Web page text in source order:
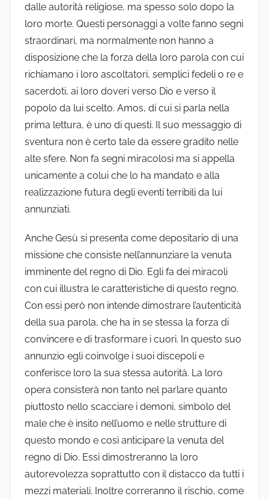
dalle autorità religiose, ma spesso solo dopo la
loro morte. Questi personaggi a volte fanno segni
straordinari, ma normalmente non hanno a
disposizione che la forza della loro parola con cui
richiamano i loro ascoltatori, semplici fedeli o re e
sacerdoti, ai loro doveri verso Dio e verso il
popolo da lui scelto. Amos, di cui si parla nella
prima lettura, è uno di questi. Il suo messaggio di
sventura non è certo tale da essere gradito nelle
alte sfere. Non fa segni miracolosi ma si appella
unicamente a colui che lo ha mandato e alla
realizzazione futura degli eventi terribili da lui
annunziati.
Anche Gesù si presenta come depositario di una
missione che consiste nell’annunziare la venuta
imminente del regno di Dio. Egli fa dei miracoli
con cui illustra le caratteristiche di questo regno.
Con essi però non intende dimostrare l’autenticità
della sua parola, che ha in se stessa la forza di
convincere e di trasformare i cuori. In questo suo
annunzio egli coinvolge i suoi discepoli e
conferisce loro la sua stessa autorità. La loro
opera consisterà non tanto nel parlare quanto
piuttosto nello scacciare i demoni, simbolo del
male che è insito nell’uomo e nelle strutture di
questo mondo e così anticipare la venuta del
regno di Dio. Essi dimostreranno la loro
autorevolezza soprattutto con il distacco da tutti i
mezzi materiali. Inoltre correranno il rischio, come